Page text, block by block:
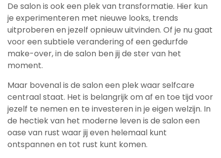
De salon is ook een plek van transformatie. Hier kun
je experimenteren met nieuwe looks, trends
uitproberen en jezelf opnieuw uitvinden. Of je nu gaat
voor een subtiele verandering of een gedurfde
make-over, in de salon ben jij de ster van het
moment.
Maar bovenal is de salon een plek waar selfcare
centraal staat. Het is belangrijk om af en toe tijd voor
jezelf te nemen en te investeren in je eigen welzijn. In
de hectiek van het moderne leven is de salon een
oase van rust waar jij even helemaal kunt
ontspannen en tot rust kunt komen.